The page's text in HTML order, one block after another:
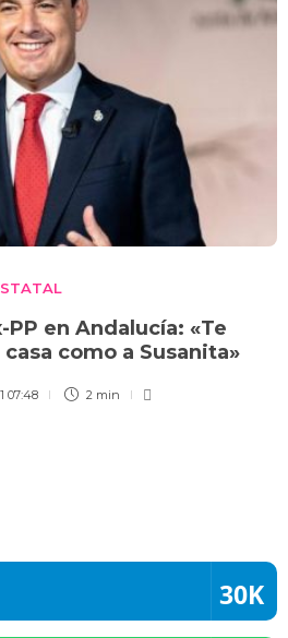
en Andalucía: «Te
como a Susanita»
07:48 2 min
30K